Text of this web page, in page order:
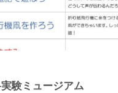
験ミュージアム